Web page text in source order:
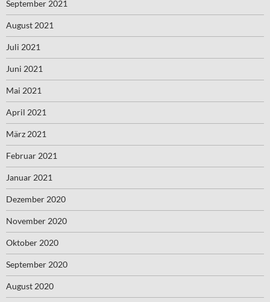
September 2021
August 2021
Juli 2021
Juni 2021
Mai 2021
April 2021
März 2021
Februar 2021
Januar 2021
Dezember 2020
November 2020
Oktober 2020
September 2020
August 2020